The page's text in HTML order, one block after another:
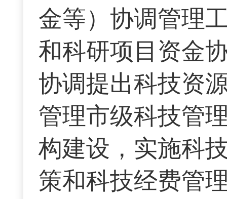
金等）协调管理
和科研项目资金
协调提出科技资
管理市级科技管
构建设，实施科
策和科技经费管